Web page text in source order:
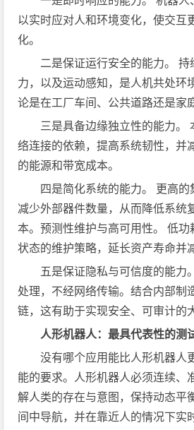
以实时应对人和环境变化，使交互
化。
二是保证运行安全的能力。
力，以及运动感知，是人机共处环
论是在工厂车间、公共道路还是家
三是具备边缘独立性的能力。
络连接的依赖，提高系统韧性，并
的能源和带宽成本。
四是简化系统的能力。 更高
减少外部器件数量，从而降低系统
本。预测性维护与高可用性。 低
状态的维护策略，延长资产寿命并
五是保证隐私与可信度的能力
处理，不经网络传输。结合内部制
链，这有助于实现安全、可审计的
人形机器人：最具代表性的测
没有哪个应用能比人形机器人
能的要求。人形机器人必须连续、
解人类的存在与意图，保持动态平
间中导航，并在靠近人的情况下实